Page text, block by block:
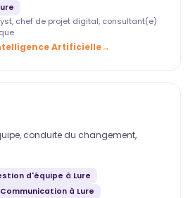
chef de projet digital, consultant(e)
Artificielle
conduite du changement,
d'équipe à Lure
Communication à Lure